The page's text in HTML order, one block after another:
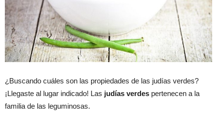
¿Buscando cuáles son las propiedades de las judías verdes?
¡Llegaste al lugar indicado! Las judías verdes pertenecen a la
familia de las leguminosas.